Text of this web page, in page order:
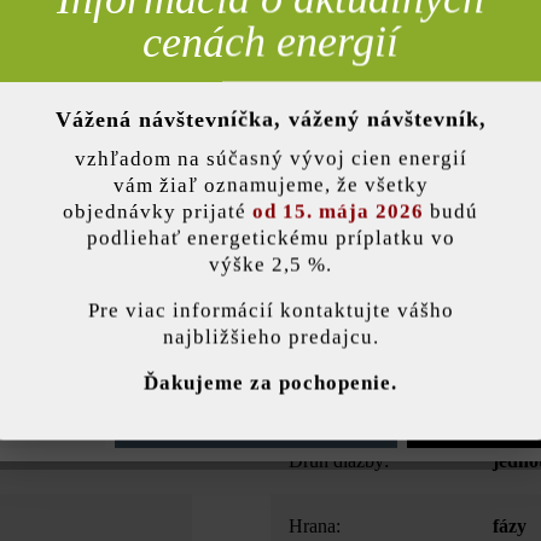
Pridať
Opis produktu
konzipiert. Mit seinen Maßen 50 x 20 x 20 cm können
Halb- und Zweidrittel-Passsteine sowie eine Abdeckplatte
und gegen Aufpreis die Auslässe für die Gegensprechanlage
Farba:
Druh dlažby:
Hrana: fázy
používa súbory cookie, aby vám ponúkla najlepšiu možnú funkčnosť...
Povoliť všetky
cenách energií
Vážená návštevníčka, vážený návštevník,
vzhľadom na súčasný vývoj cien energií
vám žiaľ oznamujeme, že všetky
objednávky prijaté od 15. mája 2026 budú
podliehať energetickému príplatku vo
výške 2,5 %.
Pre viac informácií kontaktujte vášho
najbližšieho predajcu.
Ďakujeme za pochopenie.